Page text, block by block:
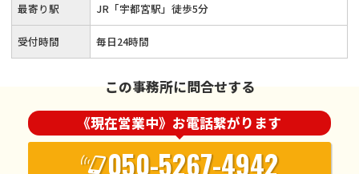
最寄り駅 JR「宇都宮駅」徒歩5分
受付時間 毎日24時間
この事務所に問合せする
《現在営業中》お電話繋がります
050-5267-4942